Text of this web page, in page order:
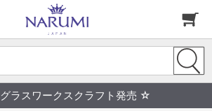
ラスワークスクラフト発売 ☆